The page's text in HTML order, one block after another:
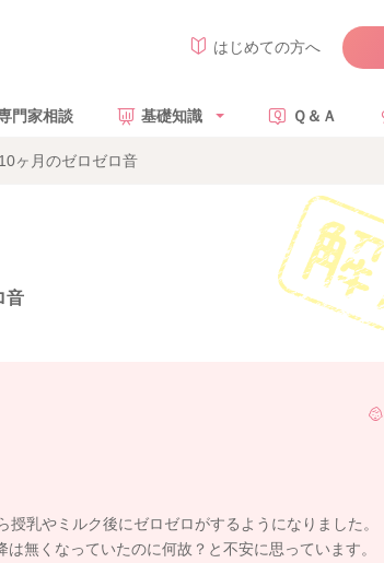
はじめての方へ
門家相談 基礎知識 Ｑ＆Ａ
ヶ月のゼロゼロ音
音
乳やミルク後にゼロゼロがするようになりました。
無くなっていたのに何故？と不安に思っています。